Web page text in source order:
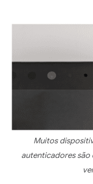
Muitos
autenticadores